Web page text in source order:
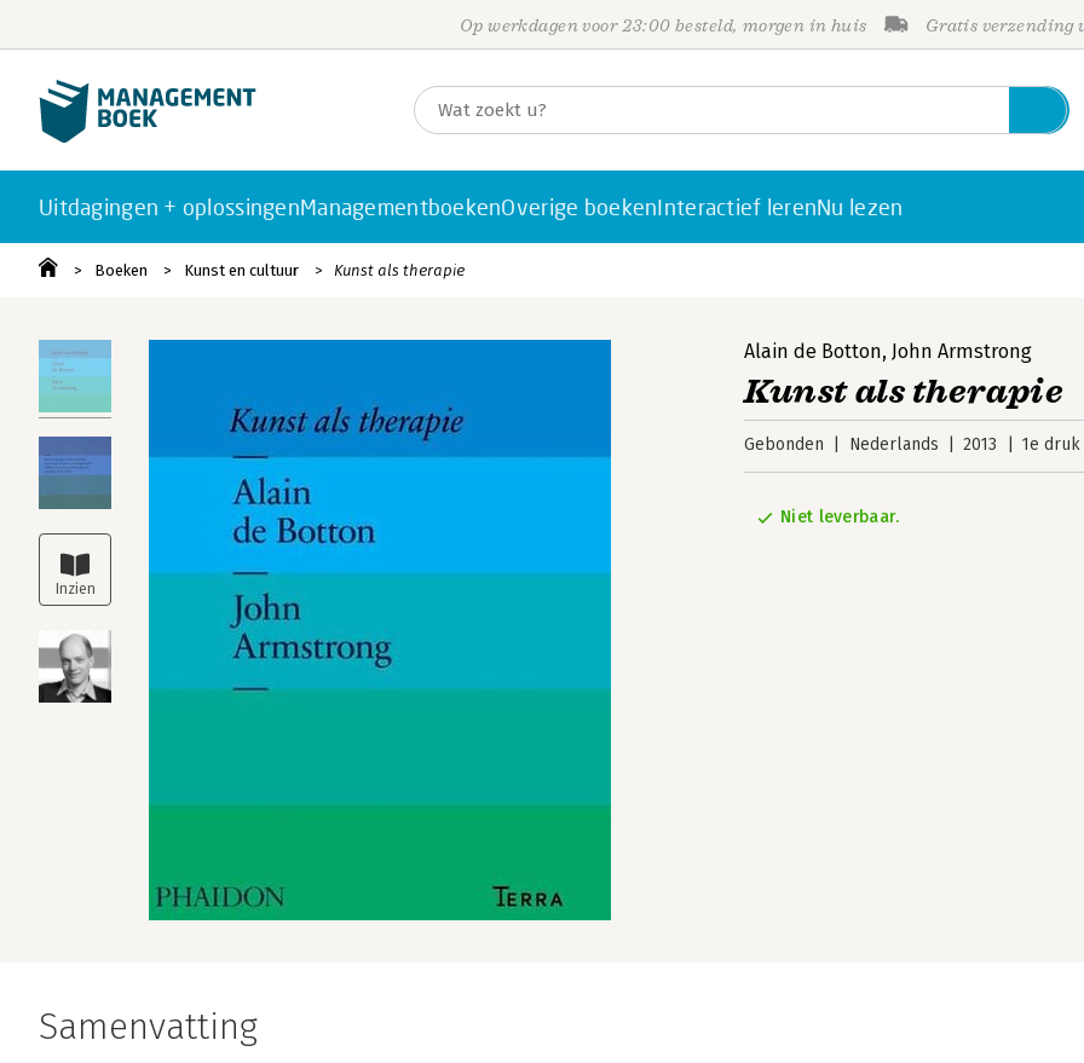
Op werkdagen voor 23:00 besteld, morgen in huis Gratis verzending
Uitdagingen + oplossingenManagementboekenOverige boekenInteractief lerenNu lezen
Boeken Kunst en cultuur Kunst als therapie
Alain de Botton, John Armstrong
Kunst als therapie
Gebonden Nederlands 2013 1e druk
Niet leverbaar.
Samenvatting